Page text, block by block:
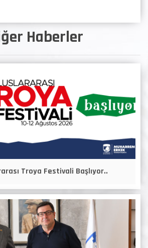
Haberler
Troya Festivali Başlıyor..